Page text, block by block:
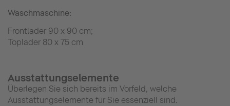
Waschmaschine:
Frontlader 90 x 90 cm;
Toplader 80 x 75 cm
Ausstattungselemente
Überlegen Sie sich bereits im Vorfeld, welche
Ausstattungselemente für Sie essenziell sind.